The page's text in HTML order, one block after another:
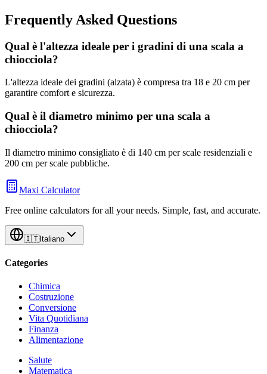
Frequently Asked Questions
Qual è l'altezza ideale per i gradini di una scala a
chiocciola?
L'altezza ideale dei gradini (alzata) è compresa tra 18 e 20 cm per
garantire comfort e sicurezza.
Qual è il diametro minimo per una scala a
chiocciola?
Il diametro minimo consigliato è di 140 cm per scale residenziali e
200 cm per scale pubbliche.
Maxi Calculator
Free online calculators for all your needs. Simple, fast, and accurate.
🇮🇹Italiano
Categories
Chimica
Costruzione
Conversione
Vita Quotidiana
Finanza
Alimentazione
Salute
Matematica